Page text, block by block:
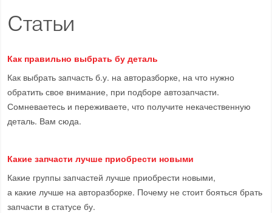
Статьи
Как правильно выбрать бу деталь
Как выбрать запчасть б.у. на авторазборке, на что нужно
обратить свое внимание, при подборе автозапчасти.
Сомневаетесь и переживаете, что получите некачественную
деталь. Вам сюда.
Какие запчасти лучше приобрести новыми
Какие группы запчастей лучше приобрести новыми,
а какие лучше на авторазборке. Почему не стоит бояться брать
запчасти в статусе бу.